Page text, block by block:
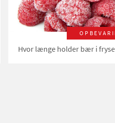
Hvor længe holder bær i